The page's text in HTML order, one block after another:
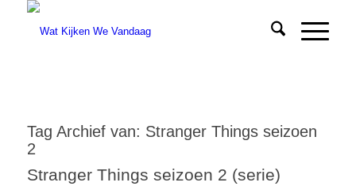
Tag Archief van: Stranger Things seizoen
2
Stranger Things seizoen 2 (serie)